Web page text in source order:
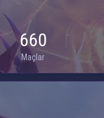
660
Maçlar